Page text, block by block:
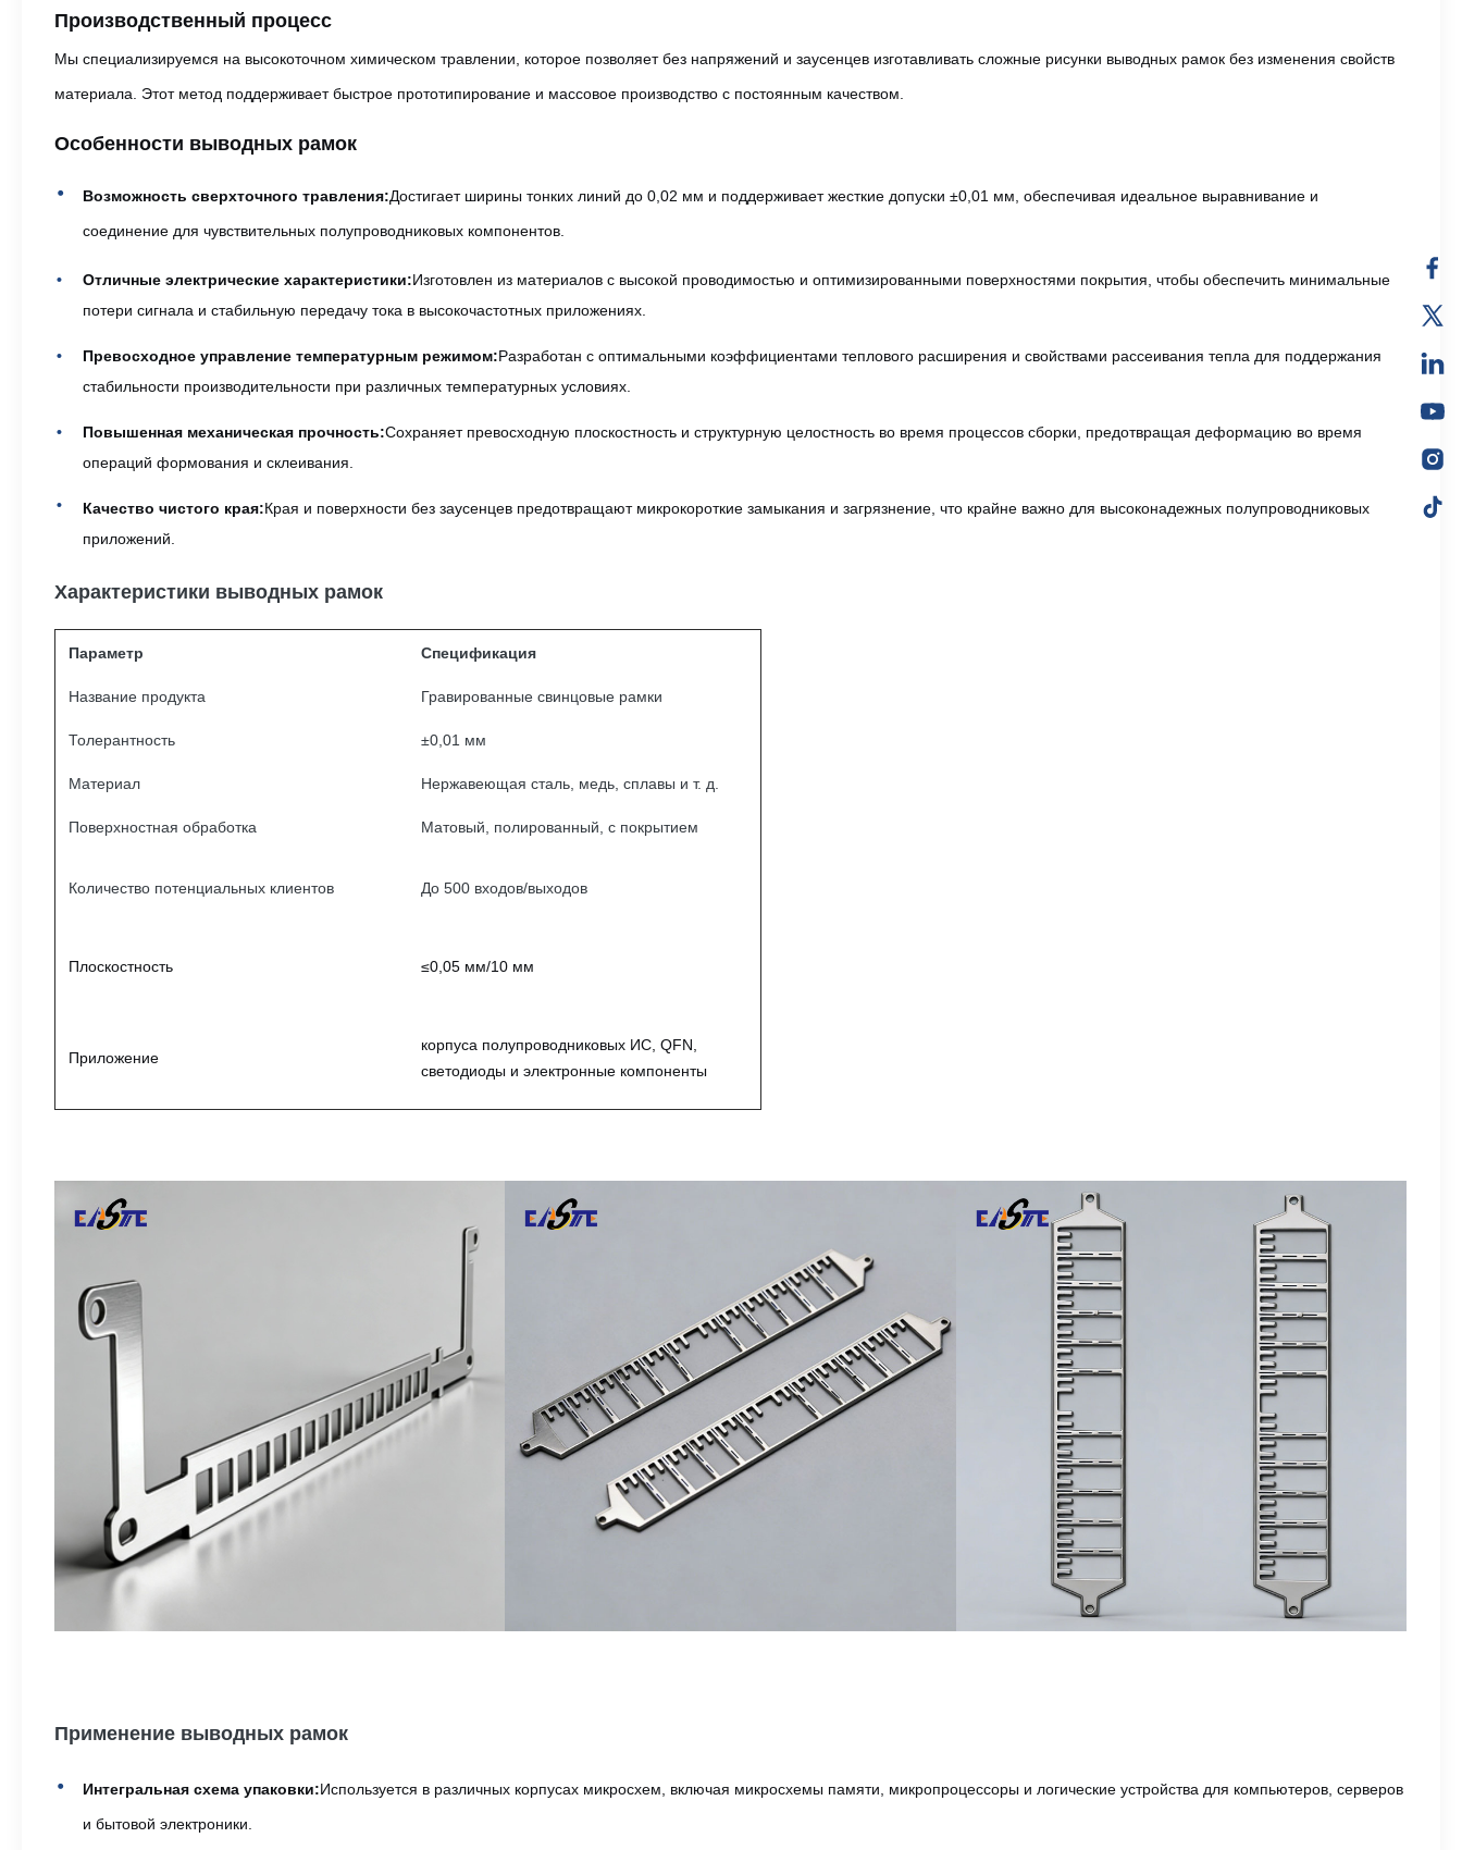
Производственный процесс
Мы специализируемся на высокоточном химическом травлении, которое позволяет без напряжений и заусенцев изготавливать сложные рисунки выводных рамок без изменения свойств
материала. Этот метод поддерживает быстрое прототипирование и массовое производство с постоянным качеством.
Особенности выводных рамок
Возможность сверхточного травления:Достигает ширины тонких линий до 0,02 мм и поддерживает жесткие допуски ±0,01 мм, обеспечивая идеальное выравнивание и
соединение для чувствительных полупроводниковых компонентов.
Отличные электрические характеристики:Изготовлен из материалов с высокой проводимостью и оптимизированными поверхностями покрытия, чтобы обеспечить минимальные
потери сигнала и стабильную передачу тока в высокочастотных приложениях.
Превосходное управление температурным режимом:Разработан с оптимальными коэффициентами теплового расширения и свойствами рассеивания тепла для поддержания
стабильности производительности при различных температурных условиях.
Повышенная механическая прочность:Сохраняет превосходную плоскостность и структурную целостность во время процессов сборки, предотвращая деформацию во время
операций формования и склеивания.
Качество чистого края:Края и поверхности без заусенцев предотвращают микрокороткие замыкания и загрязнение, что крайне важно для высоконадежных полупроводниковых
приложений.
Характеристики выводных рамок
Параметр Спецификация
Название продукта Гравированные свинцовые рамки
Толерантность ±0,01 мм
Материал Нержавеющая сталь, медь, сплавы и т. д.
Поверхностная обработка Матовый, полированный, с покрытием
Количество потенциальных клиентов До 500 входов/выходов
Плоскостность ≤0,05 мм/10 мм
Приложение
корпуса полупроводниковых ИС, QFN,
светодиоды и электронные компоненты
Применение выводных рамок
Интегральная схема упаковки:Используется в различных корпусах микросхем, включая микросхемы памяти, микропроцессоры и логические устройства для компьютеров, серверов
и бытовой электроники.